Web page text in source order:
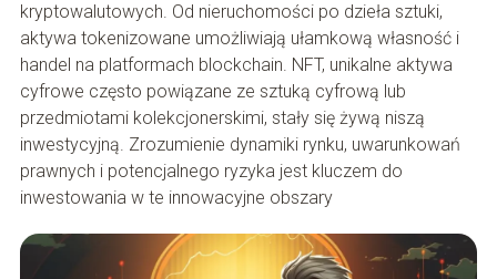
kryptowalutowych. Od nieruchomości po dzieła sztuki,
aktywa tokenizowane umożliwiają ułamkową własność i
handel na platformach blockchain. NFT, unikalne aktywa
cyfrowe często powiązane ze sztuką cyfrową lub
przedmiotami kolekcjonerskimi, stały się żywą niszą
inwestycyjną. Zrozumienie dynamiki rynku, uwarunkowań
prawnych i potencjalnego ryzyka jest kluczem do
inwestowania w te innowacyjne obszary